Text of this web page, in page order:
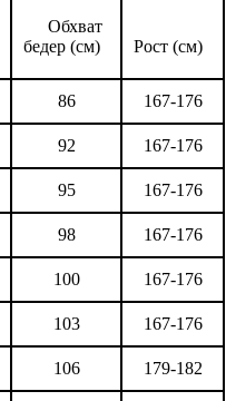
Обхват
бедер (см)
Рост (см)
86 167-176
92 167-176
95 167-176
98 167-176
100 167-176
103 167-176
106 179-182